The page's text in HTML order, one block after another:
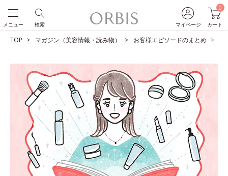
マイページ
0
カート
検索
メニュー
TOP マガジン（美容情報・読み物） お客様エピソードのまとめ